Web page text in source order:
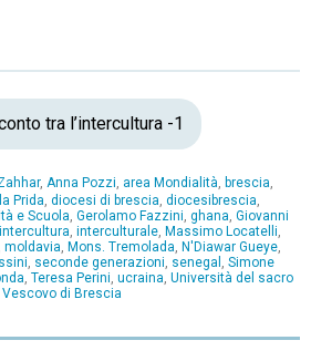
tra l’intercultura -1
, Anna Pozzi, area Mondialità, brescia,
Prida, diocesi di brescia, diocesibrescia,
e Scuola, Gerolamo Fazzini, ghana, Giovanni
intercultura, interculturale, Massimo Locatelli,
moldavia, Mons. Tremolada, N'Diawar Gueye,
, seconde generazioni, senegal , Simone
, Teresa Perini, ucraina, Università del sacro
Vescovo di Brescia